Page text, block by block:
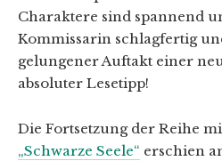
Charaktere sind spannend
Kommissarin schlagfertig
gelungener Auftakt einer
absoluter Lesetipp!
Die Fortsetzung der Reihe
„Schwarze Seele“ erschien